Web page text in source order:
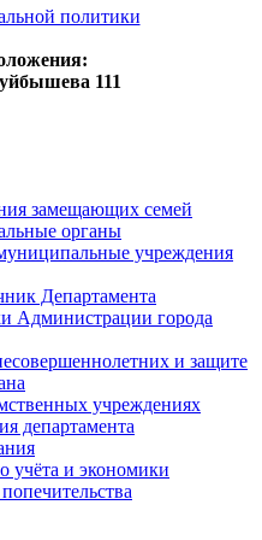
политики
111
замещающих семей
органы
учреждения
Департамента
Администрации города
и защите
учреждениях
департамента
учёта и экономики